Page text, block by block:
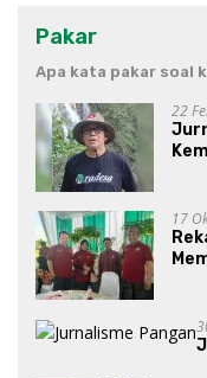
Pakar
Apa kata pakar soal
22
17